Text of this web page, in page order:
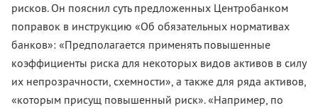
рисков. Он пояснил суть предложенных Центробанком
поправок в инструкцию «Об обязательных нормативах
банков»: «Предполагается применять повышенные
коэффициенты риска для некоторых видов активов в силу
их непрозрачности, схемности», а также для ряда активов,
«которым присущ повышенный риск». «Например, по